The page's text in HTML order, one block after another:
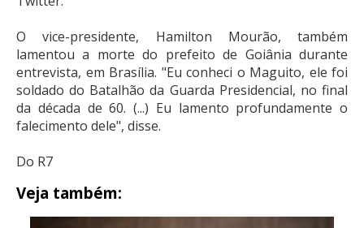
O vice-presidente, Hamilton Mourão, também
lamentou a morte do prefeito de Goiânia durante
entrevista, em Brasília. "Eu conheci o Maguito, ele foi
soldado do Batalhão da Guarda Presidencial, no final
da década de 60. (...) Eu lamento profundamente o
falecimento dele", disse.
Do R7
Veja também: